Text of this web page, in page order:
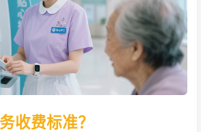
收费标准？